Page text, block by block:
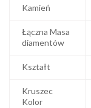
Kamień
Łączna Masa
diamentów
Kształt
Kruszec
Kolor